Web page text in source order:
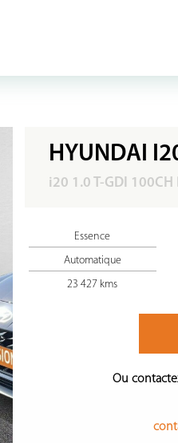
HYUNDAI
i20 1.0 T-GDI 100CH
Essence
Automatique
23 427 kms
Ou